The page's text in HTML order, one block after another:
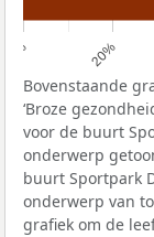
18% 20%
Bovenstaande
‘Broze
voor de buurt
onderwerp
buurt Sportpark
onderwerp van
grafiek om de